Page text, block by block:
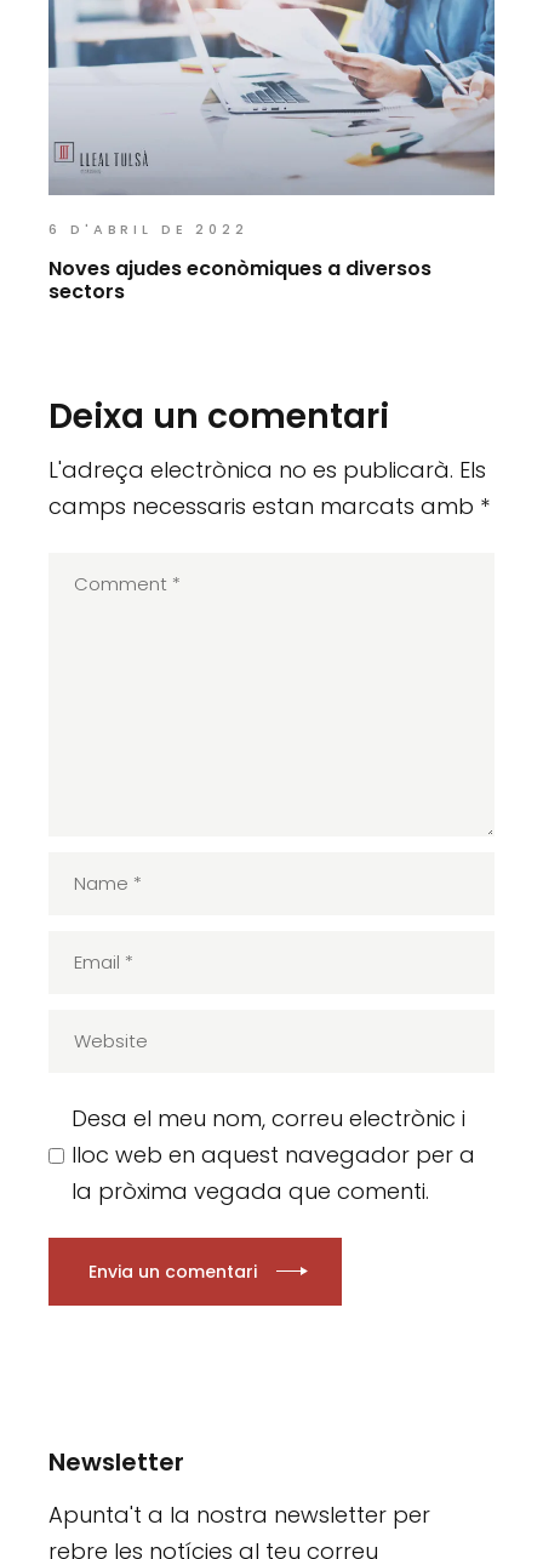
6 D'ABRIL DE 2022
Noves ajudes econòmiques a diversos
sectors
Deixa un comentari
L'adreça electrònica no es publicarà. Els
camps necessaris estan marcats amb *
Desa el meu nom, correu electrònic i
lloc web en aquest navegador per a
la pròxima vegada que comenti.
Envia un comentari
Newsletter
Apunta't a la nostra newsletter per
rebre les notícies al teu correu